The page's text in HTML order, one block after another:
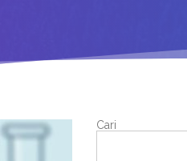
Cari